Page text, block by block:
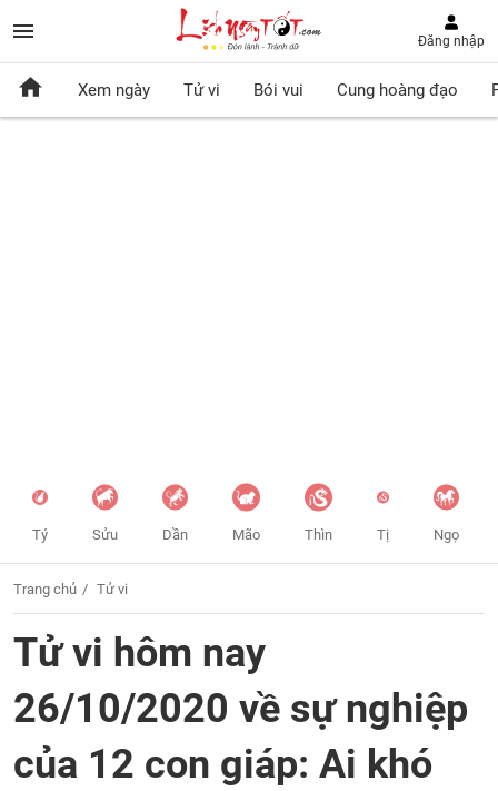
Đăng nhập
Xem ngày Tử vi Bói vui Cung hoàng đạo
Tý Sửu Dần Mão Thìn Tị Ngọ
Trang chủ Tử vi
Tử vi hôm nay
26/10/2020 về sự nghiệp
của 12 con giáp: Ai khó